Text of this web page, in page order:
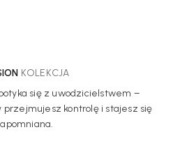
KOLEKCJA
się z uwodzicielstwem –
kontrolę i stajesz się